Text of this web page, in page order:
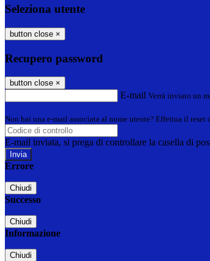
Seleziona utente
button close ×
Recupero password
button close ×
E-mail Verrà inviato un
Non hai una e-mail associata al nome utente? Effettua il reset
E-mail inviata, si prega di controllare la casella di
Errore
Chiudi
Successo
Chiudi
Informazione
Chiudi